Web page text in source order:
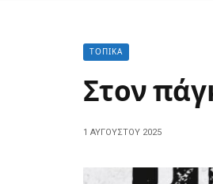
ΤΟΠΙΚΆ
Στον
1 ΑΥΓΟΎΣΤΟΥ 2025